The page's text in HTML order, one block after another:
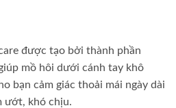
được tạo bởi thành phần
mồ hôi dưới cánh tay khô
bạn cảm giác thoải mái ngày dài
ướt, khó chịu.